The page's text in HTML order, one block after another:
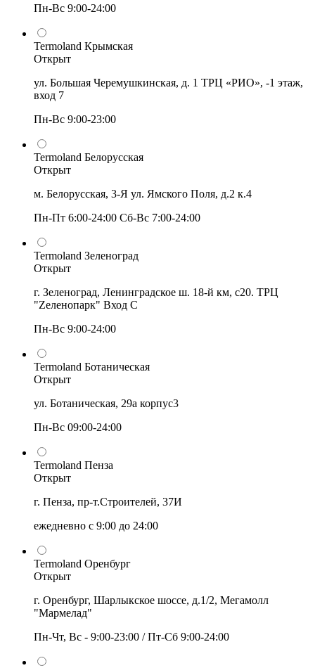
Пн-Вс 9:00-24:00
Termoland Крымская
Открыт
ул. Большая Черемушкинская, д. 1 ТРЦ «РИО», -1 этаж,
вход 7
Пн-Вс 9:00-23:00
Termoland Белорусская
Открыт
м. Белорусская, 3-Я ул. Ямского Поля, д.2 к.4
Пн-Пт 6:00-24:00 Сб-Вс 7:00-24:00
Termoland Зеленоград
Открыт
г. Зеленоград, Ленинградское ш. 18-й км, с20. ТРЦ
"Zеленопарк" Вход С
Пн-Вс 9:00-24:00
Termoland Ботаническая
Открыт
ул. Ботаническая, 29а корпус3
Пн-Вс 09:00-24:00
Termoland Пенза
Открыт
г. Пенза, пр-т.Строителей, 37И
ежедневно с 9:00 до 24:00
Termoland Оренбург
Открыт
г. Оренбург, Шарлыкское шоссе, д.1/2, Мегамолл
"Мармелад"
Пн-Чт, Вс - 9:00-23:00 / Пт-Сб 9:00-24:00